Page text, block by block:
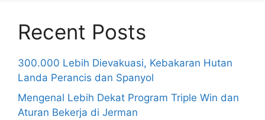
Recent Posts
300.000 Lebih Dievakuasi, Kebakaran Hutan
Landa Perancis dan Spanyol
Mengenal Lebih Dekat Program Triple Win dan
Aturan Bekerja di Jerman